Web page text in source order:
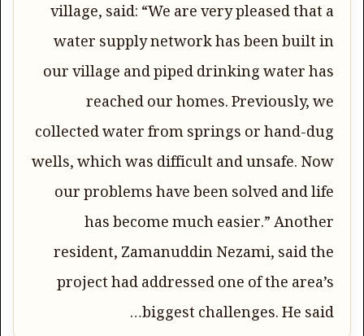
village, said: “We are very pleased that a
water supply network has been built in
our village and piped drinking water has
reached our homes. Previously, we
collected water from springs or hand-dug
wells, which was difficult and unsafe. Now
our problems have been solved and life
has become much easier.” Another
resident, Zamanuddin Nezami, said the
project had addressed one of the area’s
biggest challenges. He said…